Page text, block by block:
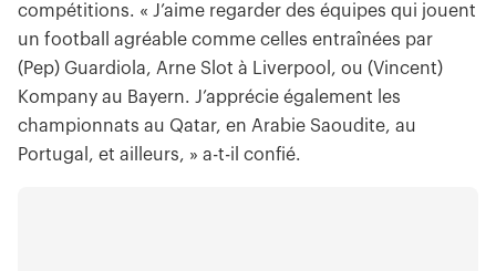
compétitions. « J’aime regarder des équipes qui jouent
un football agréable comme celles entraînées par
(Pep) Guardiola, Arne Slot à Liverpool, ou (Vincent)
Kompany au Bayern. J’apprécie également les
championnats au Qatar, en Arabie Saoudite, au
Portugal, et ailleurs, » a-t-il confié.